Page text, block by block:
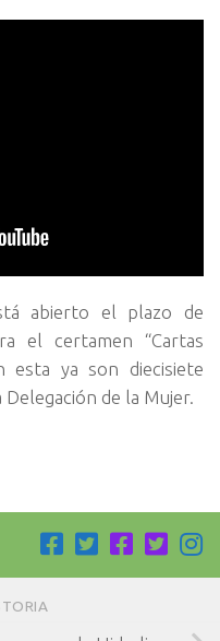
abierto el plazo de
el certamen “Cartas
esta ya son diecisiete
de la Mujer.